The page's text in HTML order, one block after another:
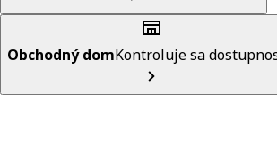
Obchodný domKontroluje sa